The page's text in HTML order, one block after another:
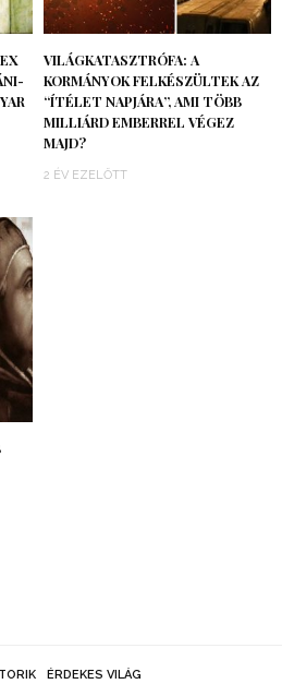
VILÁGKATASZTRÓFA: A
KORMÁNYOK FELKÉSZÜLTEK AZ
“ÍTÉLET NAPJÁRA”, AMI TÖBB
MILLIÁRD EMBERREL VÉGEZ
MAJD?
2 ÉV EZELŐTT
ÉRDEKES VILÁG